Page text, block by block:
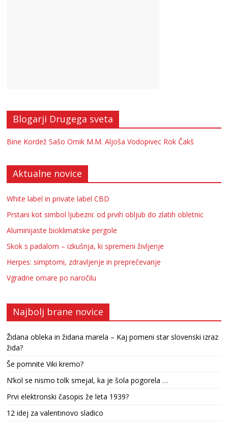
Blogarji Drugega sveta
Bine Kordež Sašo Ornik M.M. Aljoša Vodopivec Rok Čakš
Aktualne novice
White label in private label CBD
Prstani kot simbol ljubezni: od prvih obljub do zlatih obletnic
Aluminijaste bioklimatske pergole
Skok s padalom – izkušnja, ki spremeni življenje
Herpes: simptomi, zdravljenje in preprečevanje
Vgradne omare po naročilu
Najbolj brane novice
Židana obleka in židana marela – Kaj pomeni star slovenski izraz
žida?
Še pomnite Viki kremo?
N’kol se nismo tolk smejal, ka je šola pogorela …
Prvi elektronski časopis že leta 1939?
12 idej za valentinovo sladico